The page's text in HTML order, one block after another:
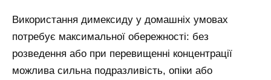
Використання димексиду у домашніх умовах
потребує максимальної обережності: без
розведення або при перевищенні концентрації
можлива сильна подразливість, опіки або